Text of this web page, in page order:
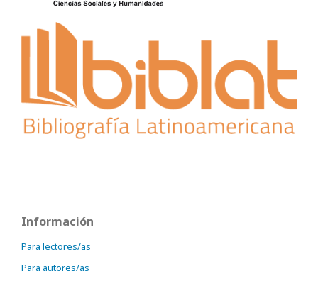
Información
Para lectores/as
Para autores/as